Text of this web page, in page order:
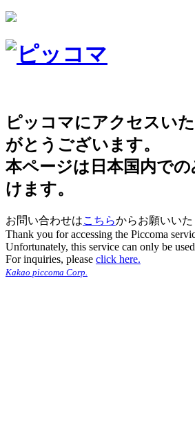
ピッコマにアクセスい
がとうございます。
本ページは日本国内で
けます。
お問い合わせはこちらからお願いいた
Thank you for accessing the Piccoma
Unfortunately, this service can only be
For inquiries, please click here.
Kakao piccoma Corp.